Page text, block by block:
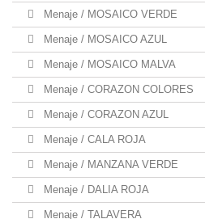
Menaje / MOSAICO VERDE
Menaje / MOSAICO AZUL
Menaje / MOSAICO MALVA
Menaje / CORAZON COLORES
Menaje / CORAZON AZUL
Menaje / CALA ROJA
Menaje / MANZANA VERDE
Menaje / DALIA ROJA
Menaje / TALAVERA